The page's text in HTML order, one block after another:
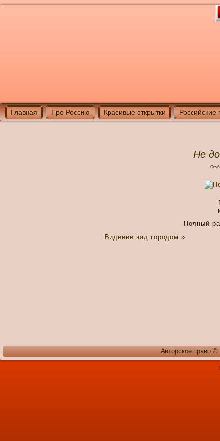
Главная Про Россию Красивые открытки Российские
Не
Полный
Видение над городом »
Авторское право